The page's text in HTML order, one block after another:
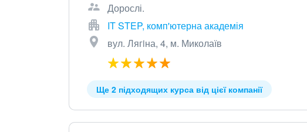
Дорослі.
IT STEP, комп'ютерна академія
вул. Лягiна, 4, м. Миколаїв
Ще 2 підходящих курса від цієї компанії